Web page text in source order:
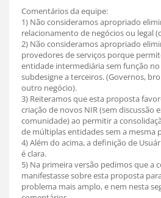
Comentários da equipe:
1) Não consideramos apropriado
relacionamento de negócios ou legal
2) Não consideramos apropriado
provedores de serviços porque
entidade intermediária sem função
subdesigne a terceiros. (Governos,
outro negócio).
3) Reiteramos que esta proposta
criação de novos NIR (sem discussão
comunidade) ao permitir a
de múltiplas entidades sem a mesma
4) Além do acima, a definição de
é clara.
5) Na primeira versão pedimos que a
manifestasse sobre esta proposta
problema mais amplo, e nem nesta